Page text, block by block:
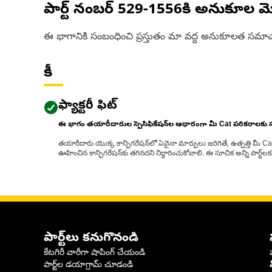
పార్ట్ నంబర్ 529-1556కి అనుకూల
ఈ భాగానికి సంబంధించి ప్రస్తుతం మా వద్ద అనుకూలత
కీ
ఫ్యాక్టరీ ఫిట్
ఈ భాగం తయారీదారుల స్పెసిఫికేషన్‌ల ఆధారంగా మీ Cat
తయారీదారు యొక్క కాన్ఫిగరేషన్‌లో ఏవైనా మార్పులు జరిగితే, ఉత్పత్తి మీ Cat
ఊహించిన కాన్ఫిగరేషన్‌కు తగినదని నిర్ధారించుకోవాలి. ఈ సూచిక అన్ని
పార్ట్‌లు కనుగొనండి
కేటగిరీ వారీగా షాపింగ్ చేయండి
పార్ట్‌ల డయాగ్రామ్ చూడండి